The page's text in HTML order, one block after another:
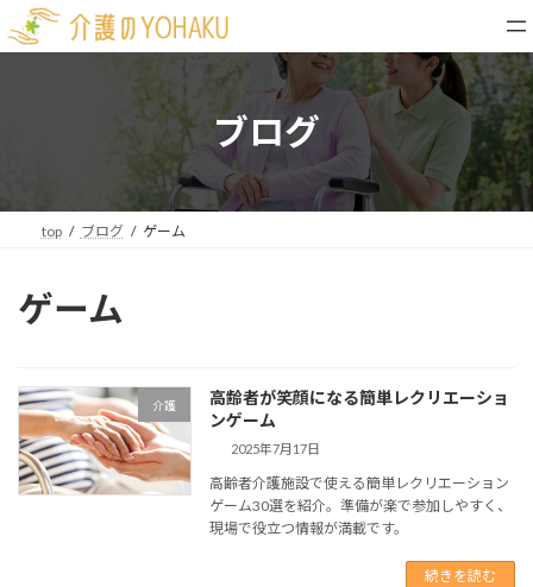
ン
ッ
ビ
移
ブログ
top ブログ ゲーム
ゲーム
介護
高齢者が笑顔になる簡単レクリエーショ
ンゲーム
2025年7月17日
高齢者介護施設で使える簡単レクリエーション
ゲーム30選を紹介。準備が楽で参加しやすく、
現場で役立つ情報が満載です。
続きを読む